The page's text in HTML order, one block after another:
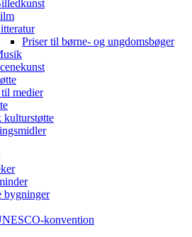
Priser til børne- og ungdomsbøger
medier
kulturstøtte
bygninger
konvention